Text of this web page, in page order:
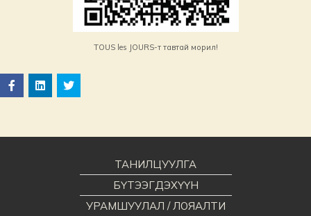
TOUS les JOURS-т тавтай морил!
ТАНИЛЦУУЛГА
БҮТЭЭГДЭХҮҮН
УРАМШУУЛАЛ / ЛОЯАЛТИ